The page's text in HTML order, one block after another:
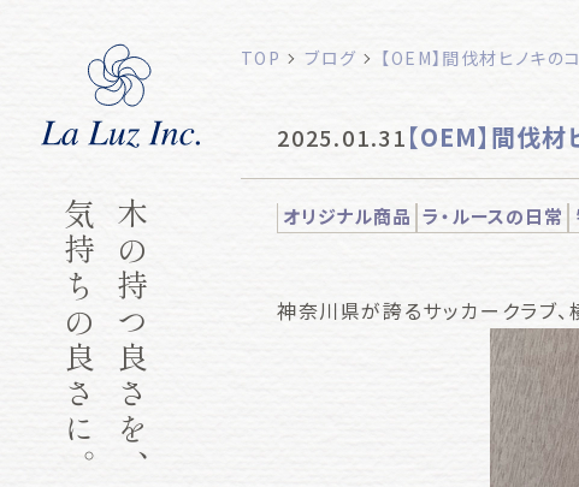
木の持つ良さを、
気持ちの良さに。
TOP ブログ 【OEM】間伐材ヒノキの
2025.01.31【OEM】間伐
オリジナル商品 ラ・ルースの日常
神奈川県が誇るサッカークラブ、